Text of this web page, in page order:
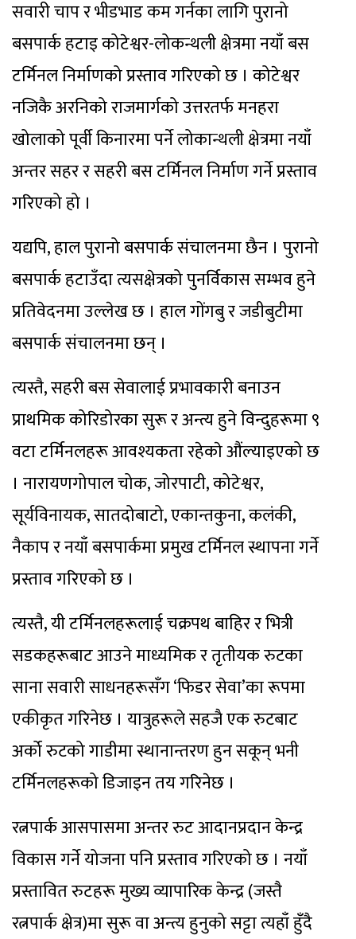
सवारी चाप र भीडभाड कम गर्नका लागि पुरानो
बसपार्क हटाइ कोटेश्वर-लोकन्थली क्षेत्रमा नयाँ बस
टर्मिनल निर्माणको प्रस्ताव गरिएको छ । कोटेश्वर
नजिकै अरनिको राजमार्गको उत्तरतर्फ मनहरा
खोलाको पूर्वी किनारमा पर्ने लोकान्थली क्षेत्रमा नयाँ
अन्तर सहर र सहरी बस टर्मिनल निर्माण गर्ने प्रस्ताव
गरिएको हो ।
यद्यपि, हाल पुरानो बसपार्क संचालनमा छैन । पुरानो
बसपार्क हटाउँदा त्यसक्षेत्रको पुनर्विकास सम्भव हुने
प्रतिवेदनमा उल्लेख छ । हाल गोंगबु र जडीबुटीमा
बसपार्क संचालनमा छन् ।
त्यस्तै, सहरी बस सेवालाई प्रभावकारी बनाउन
प्राथमिक कोरिडोरका सुरू र अन्त्य हुने विन्दुहरूमा ९
वटा टर्मिनलहरू आवश्यकता रहेकाे औंल्याइएको छ
। नारायणगोपाल चोक, जोरपाटी, कोटेश्वर,
सूर्यविनायक, सातदोबाटो, एकान्तकुना, कलंकी,
नैकाप र नयाँ बसपार्कमा प्रमुख टर्मिनल स्थापना गर्ने
प्रस्ताव गरिएको छ ।
त्यस्तै, यी टर्मिनलहरूलाई चक्रपथ बाहिर र भित्री
सडकहरूबाट आउने माध्यमिक र तृतीयक रुटका
साना सवारी साधनहरूसँग ‘फिडर सेवा’का रूपमा
एकीकृत गरिनेछ । यात्रुहरूले सहजै एक रुटबाट
अर्को रुटको गाडीमा स्थानान्तरण हुन सकून् भनी
टर्मिनलहरूको डिजाइन तय गरिनेछ ।
रत्नपार्क आसपासमा अन्तर रुट आदानप्रदान केन्द्र
विकास गर्ने योजना पनि प्रस्ताव गरिएको छ । नयाँ
प्रस्तावित रुटहरू मुख्य व्यापारिक केन्द्र (जस्तै
रत्नपार्क क्षेत्र)मा सुरू वा अन्त्य हुनुको सट्टा त्यहाँ हुँदै